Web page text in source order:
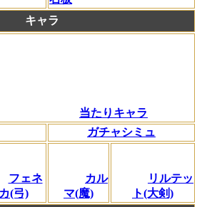
キャラ
当たりキャラ
ガチャシミュ
フェネ
(弓)
カル
マ(魔)
リルテッ
ト(大剣)